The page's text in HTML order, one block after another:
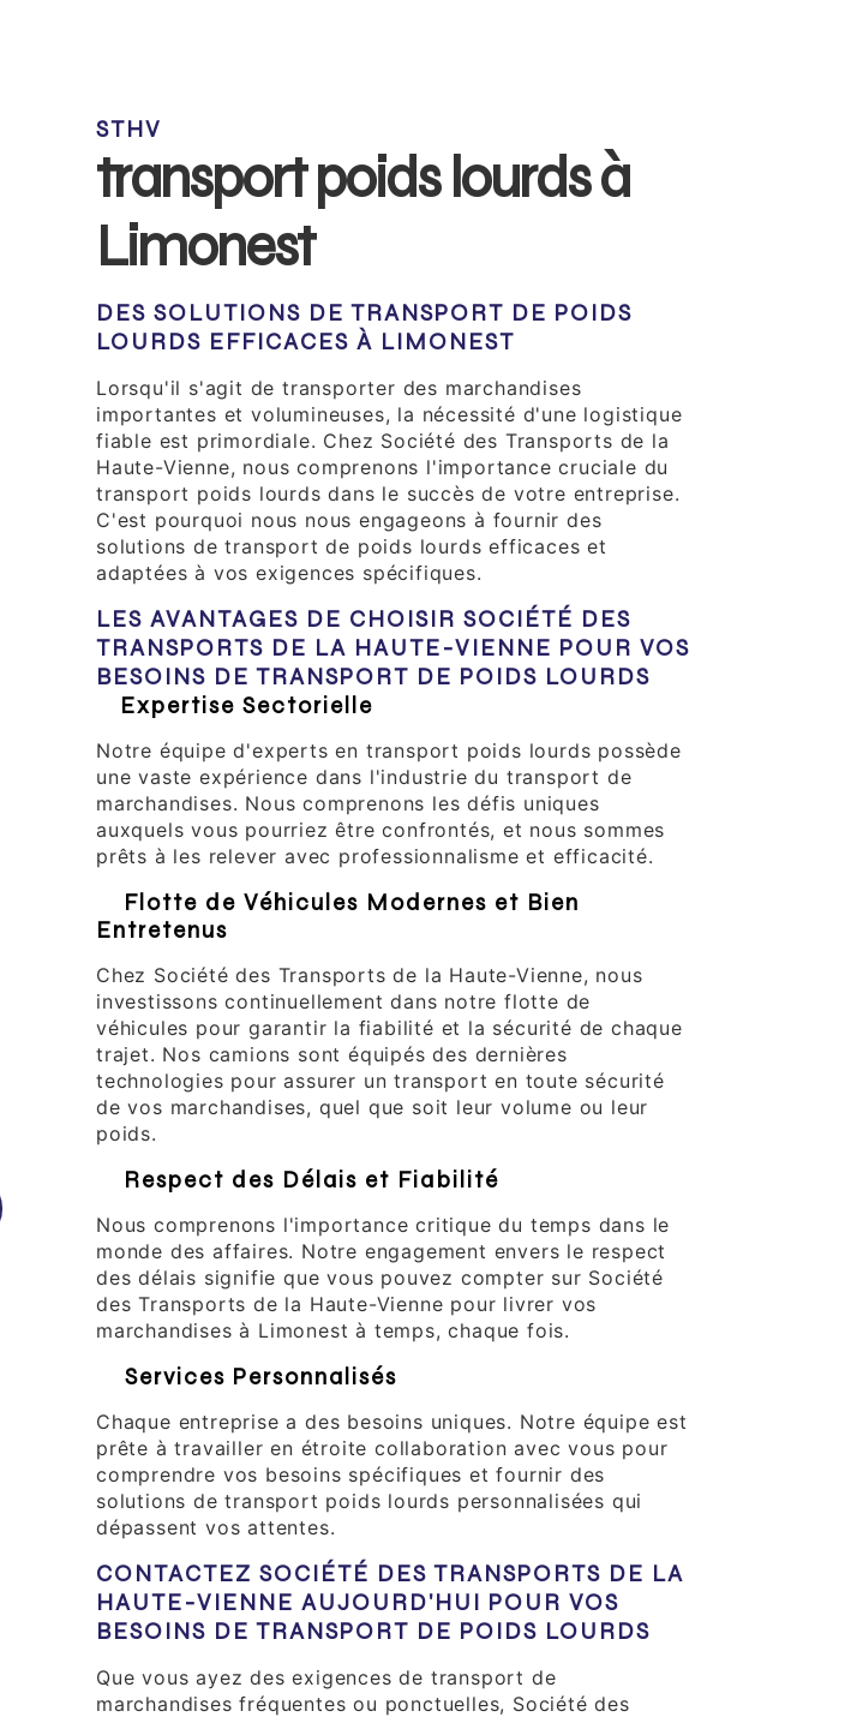
STHV
transport poids lourds à
Limonest
DES SOLUTIONS DE TRANSPORT DE POIDS
LOURDS EFFICACES À LIMONEST
Lorsqu'il s'agit de transporter des marchandises
importantes et volumineuses, la nécessité d'une logistique
fiable est primordiale. Chez Société des Transports de la
Haute-Vienne, nous comprenons l'importance cruciale du
transport poids lourds dans le succès de votre entreprise.
C'est pourquoi nous nous engageons à fournir des
solutions de transport de poids lourds efficaces et
adaptées à vos exigences spécifiques.
LES AVANTAGES DE CHOISIR SOCIÉTÉ DES
TRANSPORTS DE LA HAUTE-VIENNE POUR VOS
BESOINS DE TRANSPORT DE POIDS LOURDS
Expertise Sectorielle
Notre équipe d'experts en transport poids lourds possède
une vaste expérience dans l'industrie du transport de
marchandises. Nous comprenons les défis uniques
auxquels vous pourriez être confrontés, et nous sommes
prêts à les relever avec professionnalisme et efficacité.
Flotte de Véhicules Modernes et Bien
Entretenus
Chez Société des Transports de la Haute-Vienne, nous
investissons continuellement dans notre flotte de
véhicules pour garantir la fiabilité et la sécurité de chaque
trajet. Nos camions sont équipés des dernières
technologies pour assurer un transport en toute sécurité
de vos marchandises, quel que soit leur volume ou leur
poids.
Respect des Délais et Fiabilité
Nous comprenons l'importance critique du temps dans le
monde des affaires. Notre engagement envers le respect
des délais signifie que vous pouvez compter sur Société
des Transports de la Haute-Vienne pour livrer vos
marchandises à Limonest à temps, chaque fois.
Services Personnalisés
Chaque entreprise a des besoins uniques. Notre équipe est
prête à travailler en étroite collaboration avec vous pour
comprendre vos besoins spécifiques et fournir des
solutions de transport poids lourds personnalisées qui
dépassent vos attentes.
CONTACTEZ SOCIÉTÉ DES TRANSPORTS DE LA
HAUTE-VIENNE AUJOURD'HUI POUR VOS
BESOINS DE TRANSPORT DE POIDS LOURDS
Que vous ayez des exigences de transport de
marchandises fréquentes ou ponctuelles, Société des